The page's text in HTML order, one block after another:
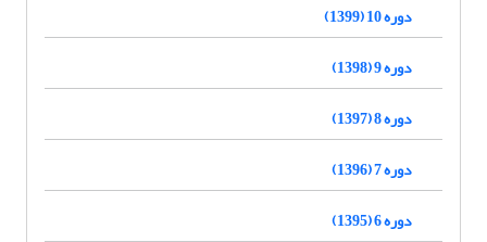
دوره 10 (1399)
دوره 9 (1398)
دوره 8 (1397)
دوره 7 (1396)
دوره 6 (1395)